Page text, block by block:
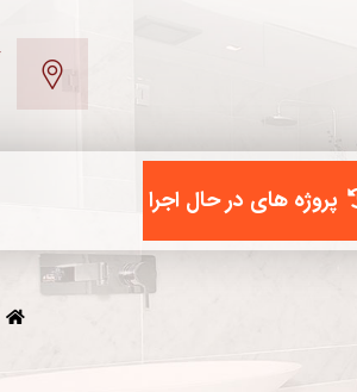
پروژه های در حال اجرا